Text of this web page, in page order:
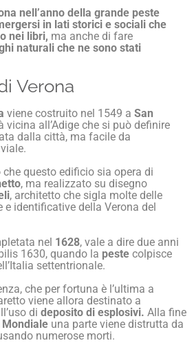
nell’anno della grande peste
in lati storici e sociali che
nei libri, ma anche di fare
naturali che ne sono stati
Verona
viene costruito nel 1549 a San
vicina all’Adige che si può definire
dalla città, ma facile da
questo edificio sia opera di
, ma realizzato su disegno
, architetto che sigla molte delle
e identificative della Verona del
nel 1628, vale a dire due anni
1630, quando la peste colpisce
settentrionale.
che per fortuna è l’ultima a
viene allora destinato a
di deposito di esplosivi. Alla fine
Mondiale una parte viene distrutta da
numerose morti.